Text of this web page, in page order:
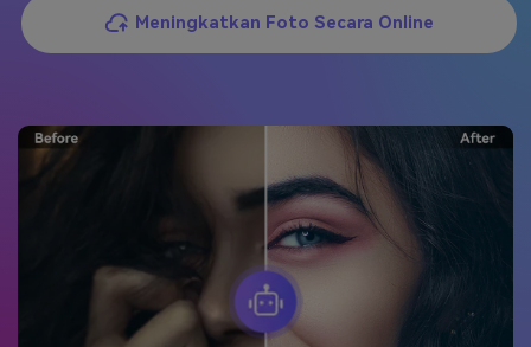
FAQs Hubungi Kami
Tips & Tutorial AI
Masuk
Meningkatkan Foto Secara Online